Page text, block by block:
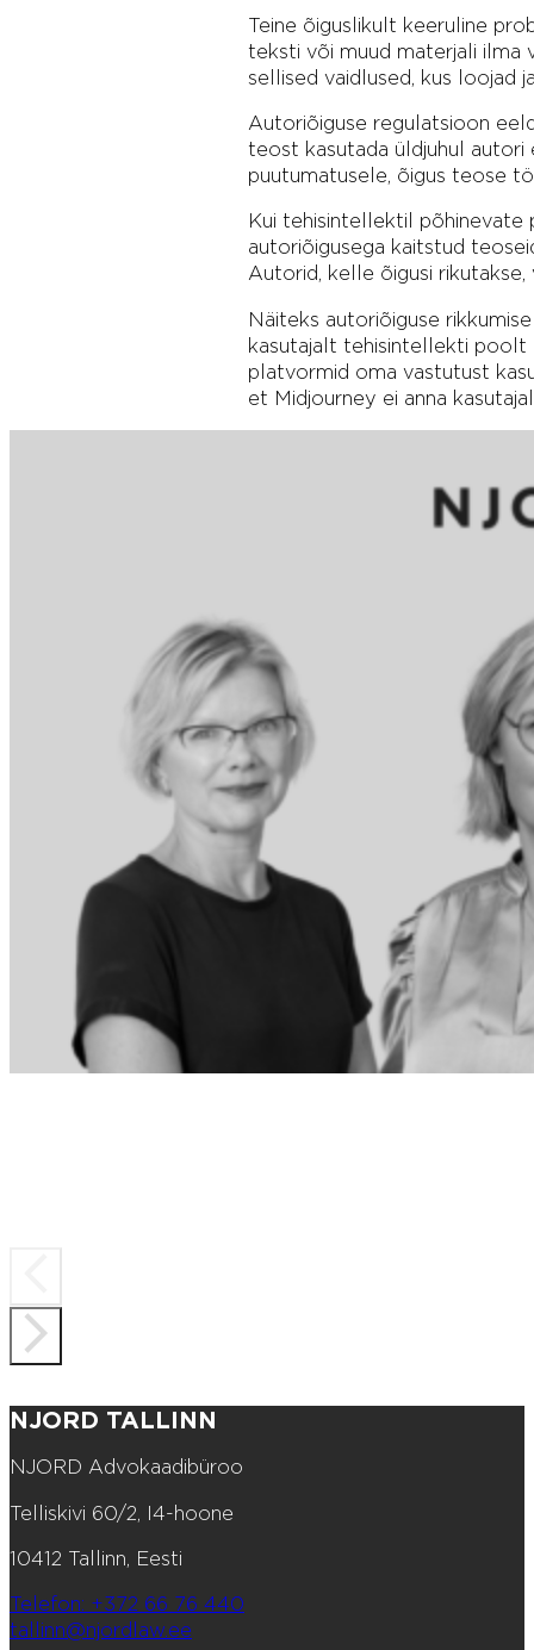
Teine õiguslikult keeruline
teksti või muud materjali ilma
sellised vaidlused, kus loojad
Autoriõiguse regulatsioon
teost kasutada üldjuhul
puutumatusele, õigus teose
Kui tehisintellektil
autoriõigusega kaitstud
Autorid, kelle õigusi
Näiteks autoriõiguse
kasutajalt tehisintellekti poolt
platvormid oma vastutust
et Midjourney ei anna
NJORD TALLINN
NJORD Advokaadibüroo
Telliskivi 60/2, I4-hoone
10412 Tallinn, Eesti
Telefon: +372 66 76 440
tallinn@njordlaw.ee